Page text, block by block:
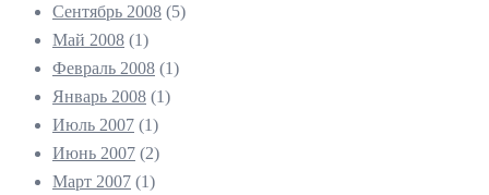
Сентябрь 2008 (5)
Май 2008 (1)
Февраль 2008 (1)
Январь 2008 (1)
Июль 2007 (1)
Июнь 2007 (2)
Март 2007 (1)